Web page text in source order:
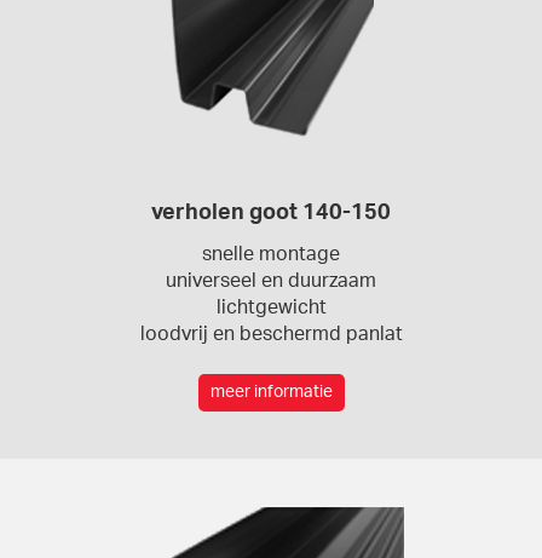
verholen goot 140-150
snelle montage
universeel en duurzaam
lichtgewicht
loodvrij en beschermd panlat
meer informatie